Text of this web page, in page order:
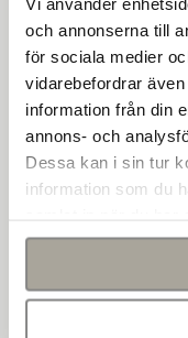
och annonserna till
för sociala medier
vidarebefordrar
information från din
annons- och
Dessa kan i sin tur
information som du
(Varmvit)
79 kr/st
-